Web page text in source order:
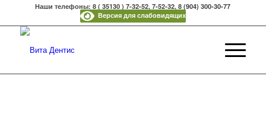
Наши телефоны: 8 ( 35130 ) 7-32-52, 7-52-32, 8 (904) 300-30-77
Версия для слабовидящих